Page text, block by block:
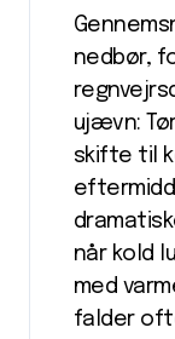
nedbør,
ujævn:
skifte til
når kold
med
falder